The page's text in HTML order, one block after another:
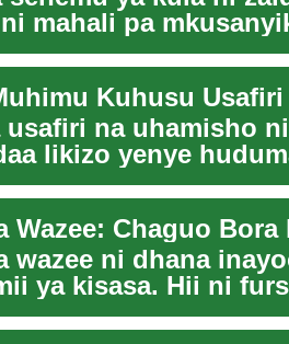
mahali pa
usafiri na uhamisho
likizo yenye
w...
Wazee: Chaguo Bora
wazee ni dhana
ya kisasa. Hii ni